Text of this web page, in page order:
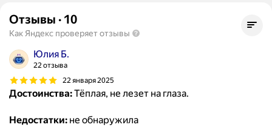
Отзывы · 10
Как Яндекс проверяет отзывы
Юлия Б.
22 отзыва
22 января 2025
Достоинства:Тёплая, не лезет на глаза.
Недостатки: не обнаружила